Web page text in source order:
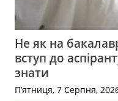
Не як на
вступ до
знати
П’ятниця, 7 Серпня,